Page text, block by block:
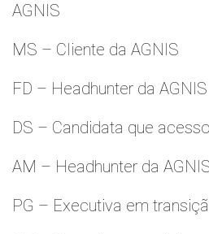
AGNIS
MS – Cliente da AGNIS
FD – Headhunter da AGNIS
DS – Candidata que
AM – Headhunter da
PG – Executiva em